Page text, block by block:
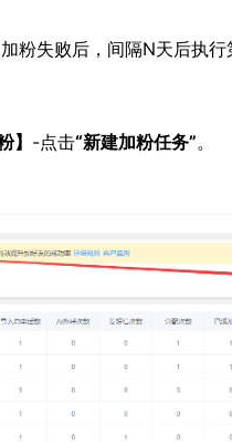
粉失败后，间隔N天后执
】 -点击“新建加粉任务”。